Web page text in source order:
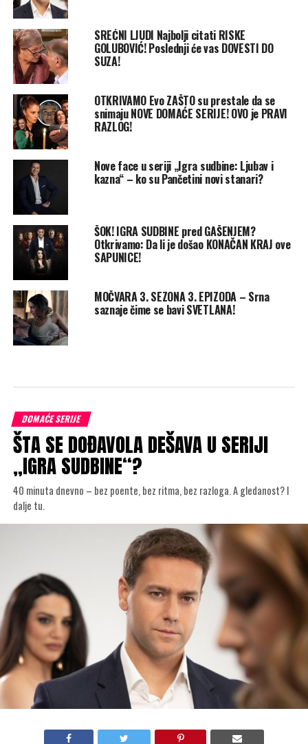
SREĆNI LJUDI Najbolji citati RISKE
GOLUBOVIĆ! Poslednji će vas DOVESTI DO
SUZA!
OTKRIVAMO Evo ZAŠTO su prestale da se
snimaju NOVE DOMAĆE SERIJE! OVO je PRAVI
RAZLOG!
Nove face u seriji „Igra sudbine: Ljubav i
kazna“ – ko su Pančetini novi stanari?
ŠOK! IGRA SUDBINE pred GAŠENJEM?
Otkrivamo: Da li je došao KONAČAN KRAJ ove
SAPUNICE!
MOČVARA 3. SEZONA 3. EPIZODA – Srna
saznaje čime se bavi SVETLANA!
DOMAĆE SERIJE
ŠTA SE DOĐAVOLA DEŠAVA U SERIJI
„IGRA SUDBINE“?
40 minuta dnevno – bez poente, bez ritma, bez razloga. A gledanost? I
dalje tu.